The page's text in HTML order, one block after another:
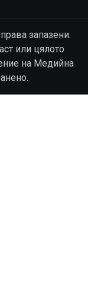
запазени.
или цялото
на Медийна